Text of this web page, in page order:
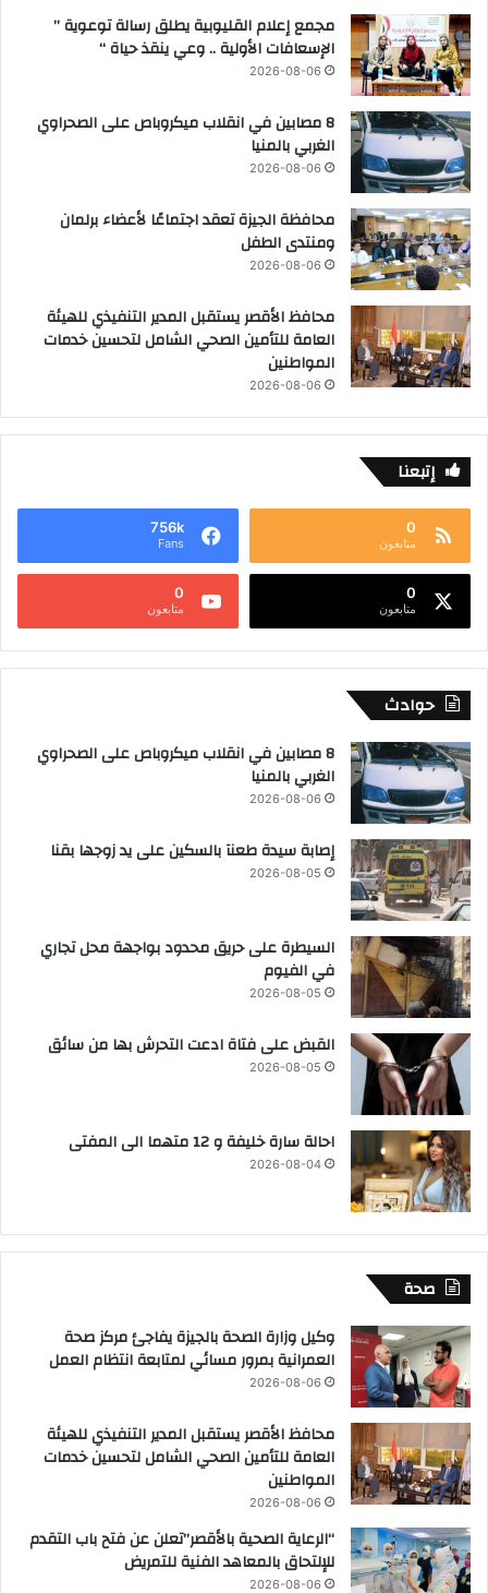
مجمع إعلام القليوبية يطلق رسالة توعوية ”
الإسعافات الأولية .. وعي ينقذ حياة “
2026-08-06
8 مصابين في انقلاب ميكروباص على الصحراوي
الغربي بالمنيا
2026-08-06
محافظة الجيزة تعقد اجتماعًا لأعضاء برلمان
ومنتدى الطفل
2026-08-06
محافظ الأقصر يستقبل المدير التنفيذي للهيئة
العامة للتأمين الصحي الشامل لتحسين خدمات
المواطنين
2026-08-06
إتبعنا
0
متابعون
756k
Fans
0
متابعون
0
متابعون
حوادث
8 مصابين في انقلاب ميكروباص على الصحراوي
الغربي بالمنيا
2026-08-06
إصابة سيدة طعنآ بالسكين على يد زوجها بقنا
2026-08-05
السيطرة على حريق محدود بواجهة محل تجاري
في الفيوم
2026-08-05
القبض على فتاة ادعت التحرش بها من سائق
2026-08-05
احالة سارة خليفة و 12 متهما الى المفتى
2026-08-04
صحة
وكيل وزارة الصحة بالجيزة يفاجئ مركز صحة
العمرانية بمرور مسائي لمتابعة انتظام العمل
2026-08-06
محافظ الأقصر يستقبل المدير التنفيذي للهيئة
العامة للتأمين الصحي الشامل لتحسين خدمات
المواطنين
2026-08-06
“الرعاية الصحية بالأقصر”تعلن عن فتح باب التقدم
للإلتحاق بالمعاهد الفنية للتمريض
2026-08-06